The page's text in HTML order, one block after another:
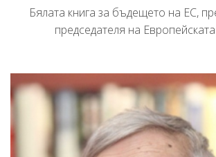
Бялата книга за бъдещето на ЕС,
председателя на